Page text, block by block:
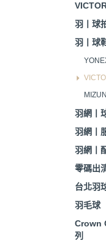
羽丨球
羽丨球
羽網丨
羽網丨
羽網丨
零碼出
台北羽
羽毛球
Crown
列